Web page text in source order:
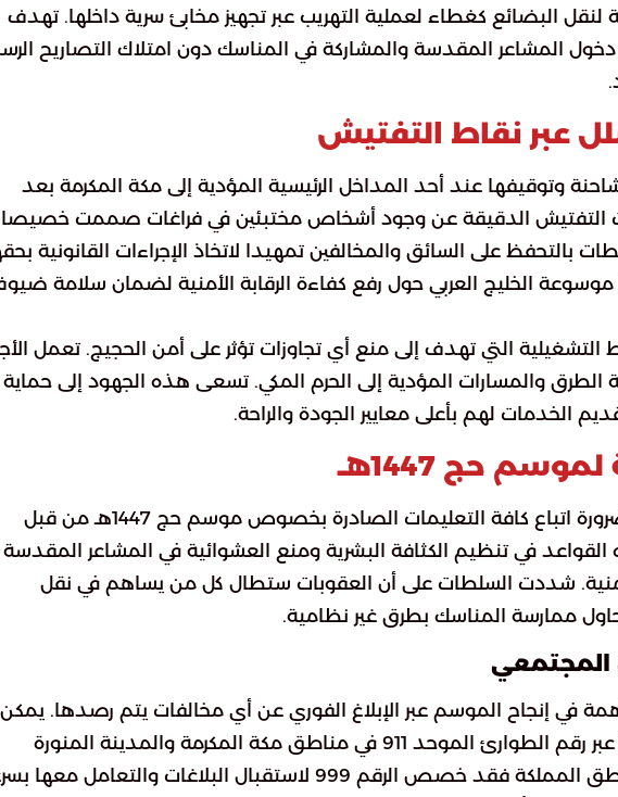
البضائع كغطاء لعملية التهريب عبر تجهيز مخابئ سرية داخلها. تهدف
المشاعر المقدسة والمشاركة في المناسك دون امتلاك التصاريح
عبر نقاط التفتيش
وتوقيفها عند أحد المداخل الرئيسية المؤدية إلى مكة المكرمة بعد
التفتيش الدقيقة عن وجود أشخاص مختبئين في فراغات صممت خصيصا
بالتحفظ على السائق والمخالفين تمهيدا لاتخاذ الإجراءات القانونية
موسوعة الخليج العربي حول رفع كفاءة الرقابة الأمنية لضمان سلامة
التي تهدف إلى منع أي تجاوزات تؤثر على أمن الحجيج. تعمل
الطرق والمسارات المؤدية إلى الحرم المكي. تسعى هذه الجهود إلى حماية
الخدمات لهم بأعلى معايير الجودة والراحة.
حج 1447هـ
جددت وزارة الداخلية تأكيدها على ضرورة اتباع كافة التعليمات الصادرة بخصوص موسم حج 1447هـ من قبل
في تنظيم الكثافة البشرية ومنع العشوائية في المشاعر المقدسة
شددت السلطات على أن العقوبات ستطال كل من يساهم في نقل
ممارسة المناسك بطرق غير نظامية.
المجتمعي
في إنجاح الموسم عبر الإبلاغ الفوري عن أي مخالفات يتم رصدها. يمكن
التواصل مع مراكز العمليات الأمنية عبر رقم الطوارئ الموحد 911 في مناطق مكة المكرمة والمدينة المنورة
والرياض والشرقية. أما في بقية مناطق المملكة فقد خصص الرقم 999 لاستقبال البلاغات والتعامل